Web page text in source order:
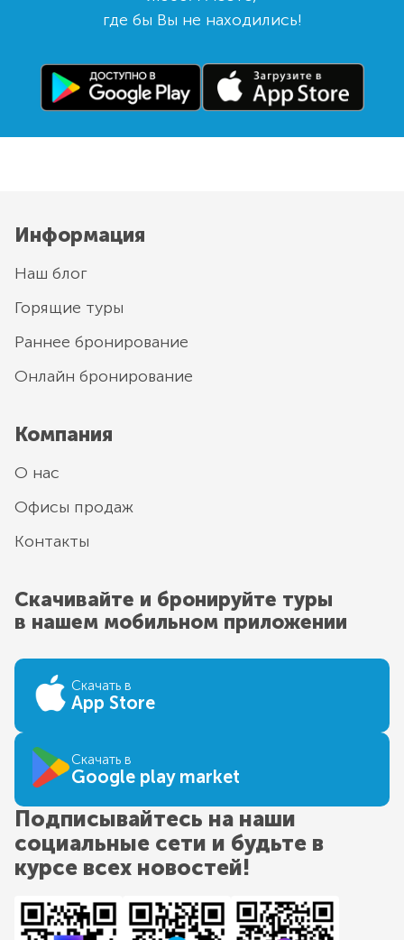
где бы Вы не находились!
Информация
Наш блог
Горящие туры
Раннее бронирование
Онлайн бронирование
Компания
О нас
Офисы продаж
Контакты
Скачивайте и бронируйте туры
в нашем мобильном приложении
Скачать в
App Store
Скачать в
Google play market
Подписывайтесь на наши
социальные сети и будьте в
курсе всех новостей!